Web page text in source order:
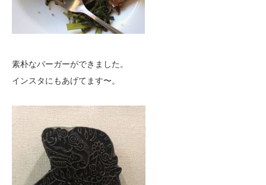
素朴なバーガーができました。
インスタにもあげてます〜。